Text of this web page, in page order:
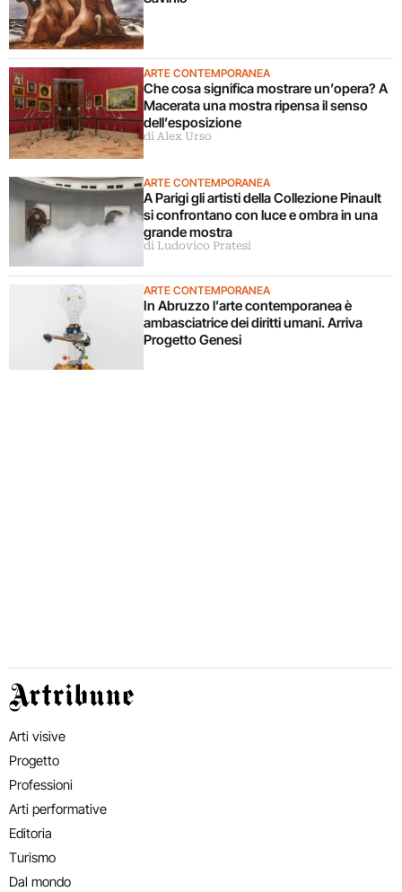
ARTE CONTEMPORANEA
Che cosa significa mostrare un’opera? A
Macerata una mostra ripensa il senso
dell’esposizione
di Alex Urso
ARTE CONTEMPORANEA
A Parigi gli artisti della Collezione Pinault
si confrontano con luce e ombra in una
grande mostra
di Ludovico Pratesi
ARTE CONTEMPORANEA
In Abruzzo l’arte contemporanea è
ambasciatrice dei diritti umani. Arriva
Progetto Genesi
Artribune
Arti visive
Progetto
Professioni
Arti performative
Editoria
Turismo
Dal mondo